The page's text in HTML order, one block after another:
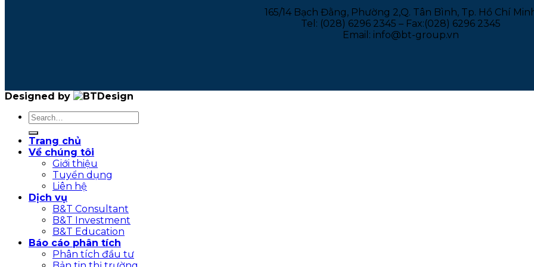
165/14 Bạch Đằng, Phường 2,Q. Tân Bình, Tp. Hồ Chí
Tel: (028) 6296 2345 – Fax:(028) 6296 2345
Email: info@bt-group.vn
Designed by
Trang chủ
Về chúng tôi
Giới thiệu
Tuyển dụng
Liên hệ
Dịch vụ
B&T Consultant
B&T Investment
B&T Education
Báo cáo phân tích
Phân tích đầu tư